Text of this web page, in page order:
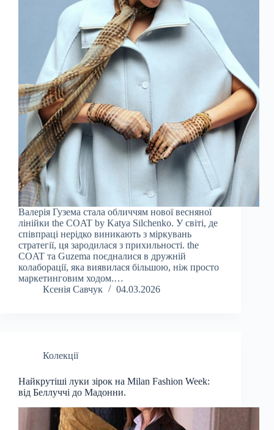
Валерія Гузема стала обличчям нової весняної
лінійки the COAT by Katya Silchenko. У світі, де
співпраці нерідко виникають з міркувань
стратегії, ця зародилася з прихильності. the
COAT та Guzema поєдналися в дружній
колаборації, яка виявилася більшою, ніж просто
маркетинговим ходом.…
Ксенія Савчук
04.03.2026
Колекції
Найкрутіші луки зірок на Milan Fashion Week:
від Беллуччі до Мадонни.